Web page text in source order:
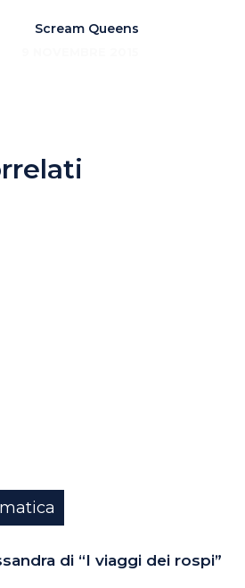
Scream Queens
di “I viaggi dei rospi”